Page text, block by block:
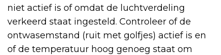
niet actief is of omdat de luchtverdeling
verkeerd staat ingesteld. Controleer of de
ontwasemstand (ruit met golfjes) actief is en
of de temperatuur hoog genoeg staat om